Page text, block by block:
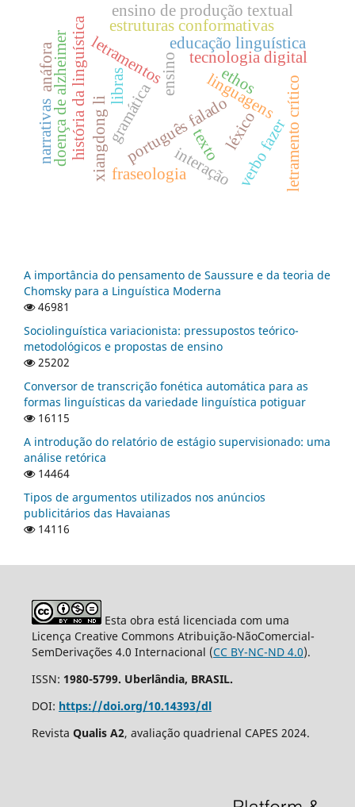
linguagens
letramentosensino tecnologia digital
gramática
história da linguística português falado
texto
educação linguística
xiangdong li
doença de alzheimer
narrativas
interaçãoverbo fazer
anáfora
estruturas conformativas
ensino de produção textual
ethos
fraseologia
léxico
libras letramento crítico
A importância do pensamento de Saussure e da teoria de
Chomsky para a Linguística Moderna
46981
Sociolinguística variacionista: pressupostos teórico-
metodológicos e propostas de ensino
25202
Conversor de transcrição fonética automática para as
formas linguísticas da variedade linguística potiguar
16115
A introdução do relatório de estágio supervisionado: uma
análise retórica
14464
Tipos de argumentos utilizados nos anúncios
publicitários das Havaianas
14116
Esta obra está licenciada com uma
Licença Creative Commons Atribuição-NãoComercial-
SemDerivações 4.0 Internacional (CC BY-NC-ND 4.0).
ISSN: 1980-5799. Uberlândia, BRASIL.
DOI: https://doi.org/10.14393/dl
Revista Qualis A2, avaliação quadrienal CAPES 2024.